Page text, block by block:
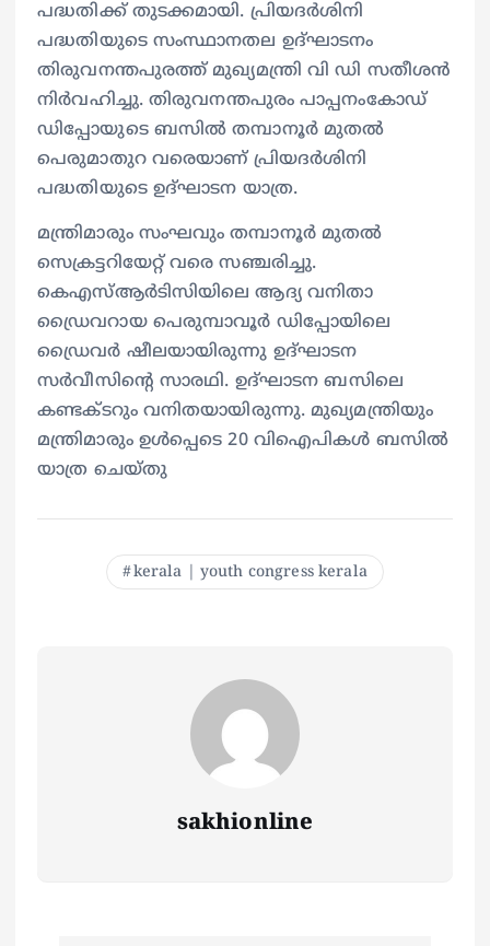
പദ്ധതിക്ക് തുടക്കമായി. പ്രിയദര്‍ശിനി
പദ്ധതിയുടെ സംസ്ഥാനതല ഉദ്ഘാടനം
തിരുവനന്തപുരത്ത് മുഖ്യമന്ത്രി വി ഡി സതീശന്‍
നിര്‍വഹിച്ചു. തിരുവനന്തപുരം പാപ്പനംകോഡ്
ഡിപ്പോയുടെ ബസില്‍ തമ്പാനൂര്‍ മുതല്‍
പെരുമാതുറ വരെയാണ് പ്രിയദര്‍ശിനി
പദ്ധതിയുടെ ഉദ്ഘാടന യാത്ര.
മന്ത്രിമാരും സംഘവും തമ്പാനൂര്‍ മുതല്‍
സെക്രട്ടറിയേറ്റ് വരെ സഞ്ചരിച്ചു.
കെഎസ്ആര്‍ടിസിയിലെ ആദ്യ വനിതാ
ഡ്രൈവറായ പെരുമ്പാവൂര്‍ ഡിപ്പോയിലെ
ഡ്രൈവര്‍ ഷീലയായിരുന്നു ഉദ്ഘാടന
സര്‍വീസിന്റെ സാരഥി. ഉദ്ഘാടന ബസിലെ
കണ്ടക്ടറും വനിതയായിരുന്നു. മുഖ്യമന്ത്രിയും
മന്ത്രിമാരും ഉള്‍പ്പെടെ 20 വിഐപികള്‍ ബസില്‍
യാത്ര ചെയ്തു
kerala | youth congress kerala
sakhionline